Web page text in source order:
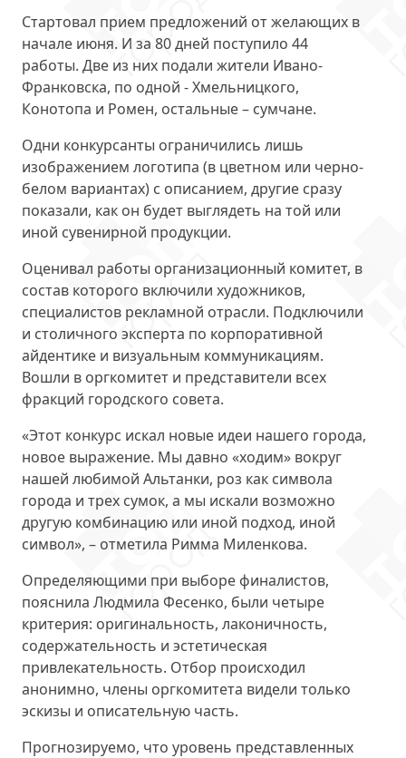
Стартовал прием предложений от желающих в
начале июня. И за 80 дней поступило 44
работы. Две из них подали жители Ивано-
Франковска, по одной - Хмельницкого,
Конотопа и Ромен, остальные – сумчане.
Одни конкурсанты ограничились лишь
изображением логотипа (в цветном или черно-
белом вариантах) с описанием, другие сразу
показали, как он будет выглядеть на той или
иной сувенирной продукции.
Оценивал работы организационный комитет, в
состав которого включили художников,
специалистов рекламной отрасли. Подключили
и столичного эксперта по корпоративной
айдентике и визуальным коммуникациям.
Вошли в оргкомитет и представители всех
фракций городского совета.
«Этот конкурс искал новые идеи нашего города,
новое выражение. Мы давно «ходим» вокруг
нашей любимой Альтанки, роз как символа
города и трех сумок, а мы искали возможно
другую комбинацию или иной подход, иной
символ», – отметила Римма Миленкова.
Определяющими при выборе финалистов,
пояснила Людмила Фесенко, были четыре
критерия: оригинальность, лаконичность,
содержательность и эстетическая
привлекательность. Отбор происходил
анонимно, члены оргкомитета видели только
эскизы и описательную часть.
Прогнозируемо, что уровень представленных